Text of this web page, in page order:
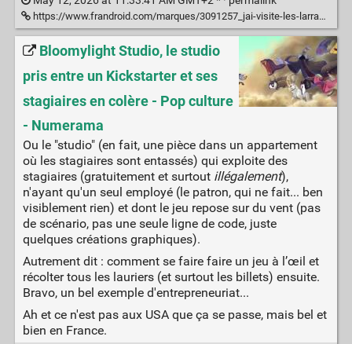
https://www.frandroid.com/marques/3091257_jai-visite-les-larrabee-studios-la-ou-michael-jackson-a-enregistre-dangerous
Bloomylight Studio, le studio
pris entre un Kickstarter et ses
stagiaires en colère - Pop culture
- Numerama
Ou le "studio" (en fait, une pièce dans un appartement
où les stagiaires sont entassés) qui exploite des
stagiaires (gratuitement et surtout illégalement),
n'ayant qu'un seul employé (le patron, qui ne fait... ben
visiblement rien) et dont le jeu repose sur du vent (pas
de scénario, pas une seule ligne de code, juste
quelques créations graphiques).
Autrement dit : comment se faire faire un jeu à l’œil et
récolter tous les lauriers (et surtout les billets) ensuite.
Bravo, un bel exemple d'entrepreneuriat...
Ah et ce n'est pas aux USA que ça se passe, mais bel et
bien en France.